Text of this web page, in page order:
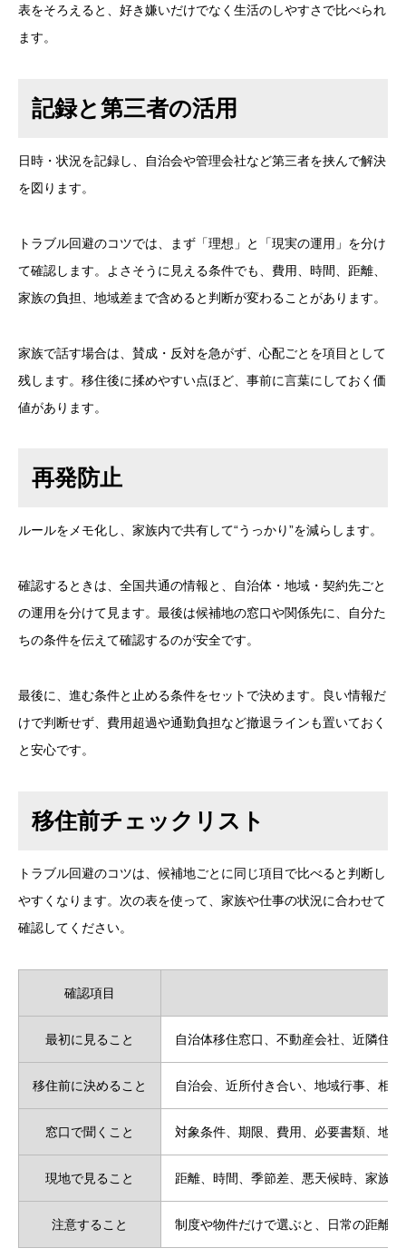
表をそろえると、好き嫌いだけでなく生活のしやすさで比べられ
ます。
記録と第三者の活用
日時・状況を記録し、自治会や管理会社など第三者を挟んで解決
を図ります。
トラブル回避のコツでは、まず「理想」と「現実の運用」を分け
て確認します。よさそうに見える条件でも、費用、時間、距離、
家族の負担、地域差まで含めると判断が変わることがあります。
家族で話す場合は、賛成・反対を急がず、心配ごとを項目として
残します。移住後に揉めやすい点ほど、事前に言葉にしておく価
値があります。
再発防止
ルールをメモ化し、家族内で共有して“うっかり”を減らします。
確認するときは、全国共通の情報と、自治体・地域・契約先ごと
の運用を分けて見ます。最後は候補地の窓口や関係先に、自分た
ちの条件を伝えて確認するのが安全です。
最後に、進む条件と止める条件をセットで決めます。良い情報だ
けで判断せず、費用超過や通勤負担など撤退ラインも置いておく
と安心です。
移住前チェックリスト
トラブル回避のコツは、候補地ごとに同じ項目で比べると判断し
やすくなります。次の表を使って、家族や仕事の状況に合わせて
確認してください。
確認項目
最初に見ること 自治体移住窓口、不動産会社、近隣住
移住前に決めること 自治会、近所付き合い、地域行事、相
窓口で聞くこと 対象条件、期限、費用、必要書類、地
現地で見ること 距離、時間、季節差、悪天候時、家族
注意すること 制度や物件だけで選ぶと、日常の距離